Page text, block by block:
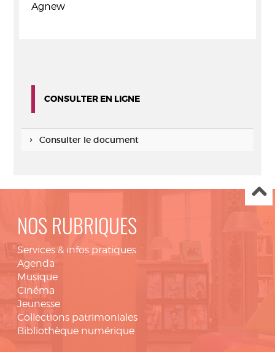
Agnew
CONSULTER EN LIGNE
Consulter le document
NOS RUBRIQUES
Services & infos pratiques
Agenda
Musique
Cinéma
Jeunesse
Collections patrimoniales
Bibliothèque numérique